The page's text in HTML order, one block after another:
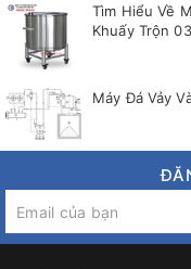
Tìm Hiểu Về
Khuấy Trộn
Máy Đá Vảy